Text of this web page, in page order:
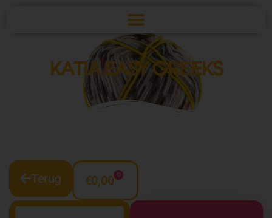
KATIA EASY GREEKS
Terug €0,00 0